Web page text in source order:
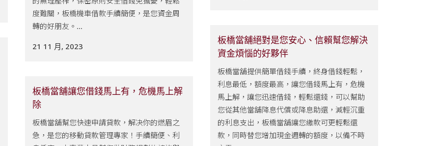
度難關，板橋機車借款手續簡便，是您資金周
轉的好朋友。...
21 11 月, 2023
板橋當舖絕對是您安心、信賴幫您解決
資金煩惱的好夥伴
板橋當舖提供簡單借錢手續，終身借錢輕鬆，
利息最低，額度最高，讓您借錢馬上有，危機
馬上解，讓您迅速借錢，輕鬆還錢，可以幫助
您從其他當舖降息代償或降息助還，減輕沉重
的利息支出，板橋當舖讓您繳款可更輕鬆還
款，同時替您增加現金週轉的額度，以備不時
板橋當舖讓您借錢馬上有，危機馬上解
除
板橋當舖幫您快速申請貸款，解决你的燃眉之
急，是您的移動貸款管理專家！手續簡便、利